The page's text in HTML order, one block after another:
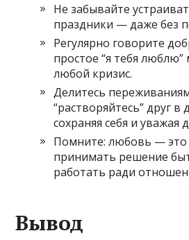
Не забывайте
праздники — даже без
Регулярно говорите
простое “я тебя
любой кризис.
Делитесь
“растворяйтесь” друг
сохраняя себя и уважая
Помните: любовь —
принимать решение
работать ради
Вывод